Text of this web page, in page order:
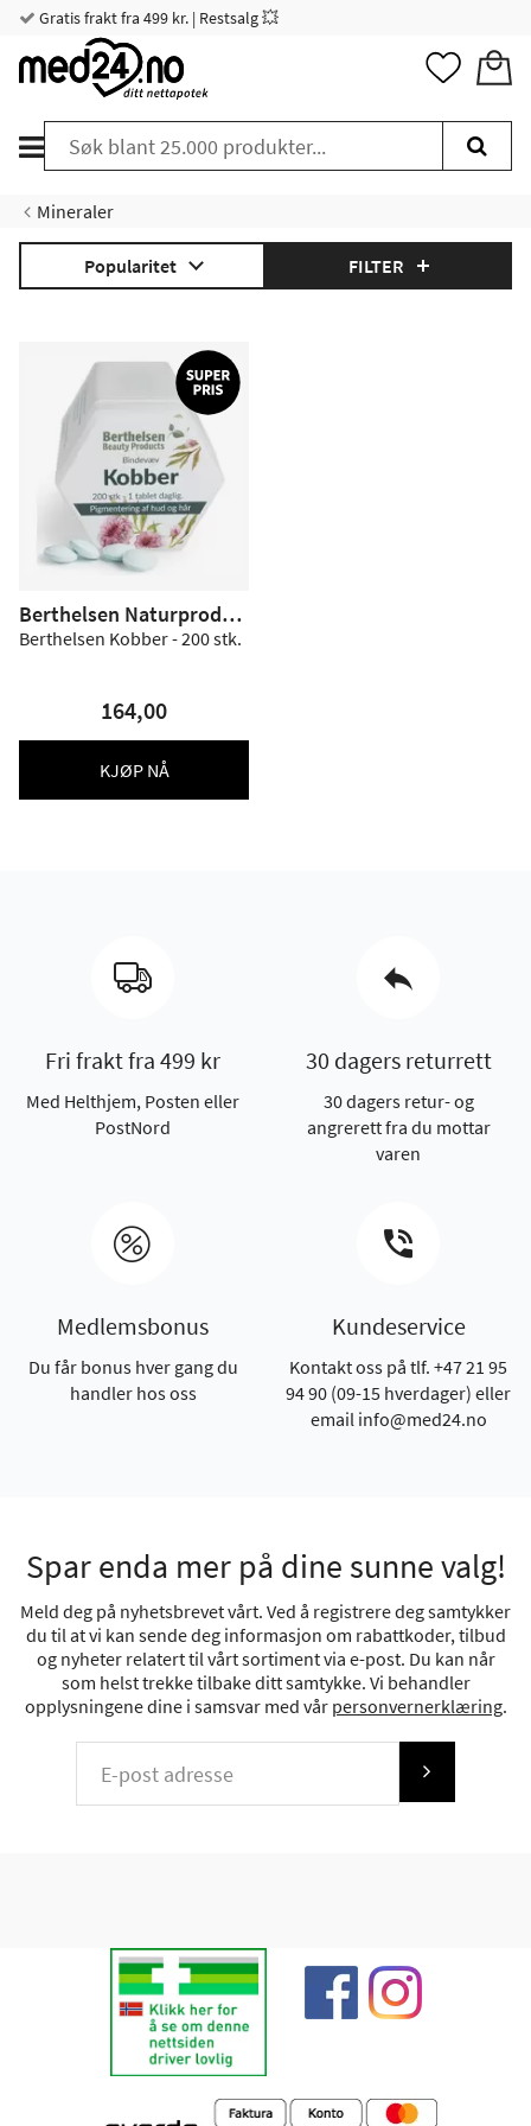
Gratis frakt fra 499 kr. | Restsalg 💥
Mineraler
Popularitet FILTER
Berthelsen Naturproduk
ter
Berthelsen Kobber - 200 stk.
164,00
KJØP NÅ
Fri frakt fra 499 kr
Med Helthjem, Posten eller
PostNord
30 dagers returrett
30 dagers retur- og
angrerett fra du mottar
varen
Medlemsbonus
Du får bonus hver gang du
handler hos oss
Kundeservice
Kontakt oss på tlf. +47 21 95
94 90 (09-15 hverdager) eller
email info@med24.no
Spar enda mer på dine sunne valg!
Meld deg på nyhetsbrevet vårt. Ved å registrere deg samtykker
du til at vi kan sende deg informasjon om rabattkoder, tilbud
og nyheter relatert til vårt sortiment via e-post. Du kan når
som helst trekke tilbake ditt samtykke. Vi behandler
opplysningene dine i samsvar med vår personvernerklæring.